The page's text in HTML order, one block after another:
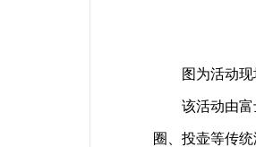
图为活动现
该活动由富士
圈、投壶等传